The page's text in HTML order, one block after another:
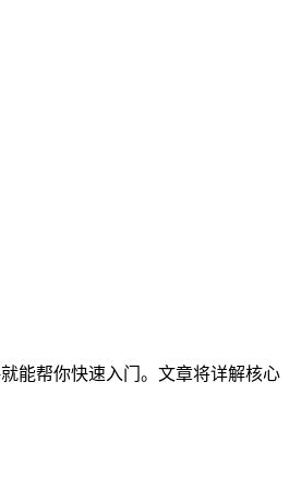
能帮你快速入门。文章将详解核心